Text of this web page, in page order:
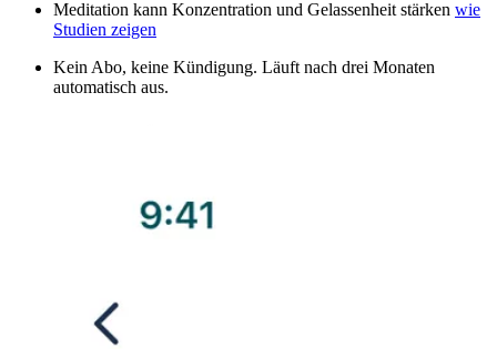
Meditation kann Konzentration und Gelassenheit stärken wie
Studien zeigen
Kein Abo, keine Kündigung. Läuft nach drei Monaten
automatisch aus.